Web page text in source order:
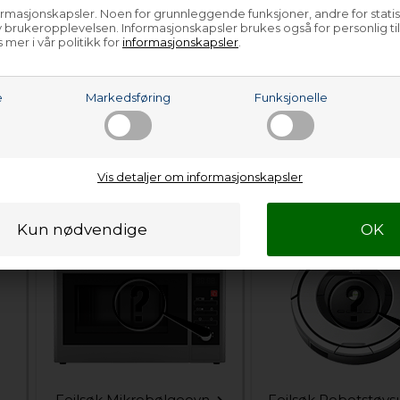
Noen for grunnleggende funksjoner, andre for
Informasjonskapsler brukes også for personlig
mer i vår politikk for informasjonskapsler
Markedsføring Funksjonelle
Vis detaljer om informasjonskapsler
Feilsøk Espressomaskin Feilsøk